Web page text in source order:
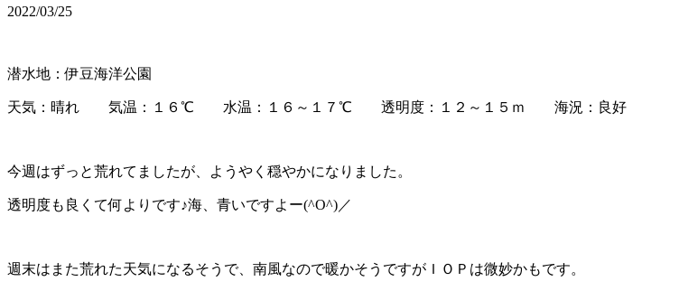
2022/03/25
潜水地：伊豆海洋公園
天気：晴れ 気温：１６℃ 水温：１６～１７℃ 透明度：１２～１５ｍ 海況：良好
今週はずっと荒れてましたが、ようやく穏やかになりました。
透明度も良くて何よりです♪海、青いですよー(^O^)／
週末はまた荒れた天気になるそうで、南風なので暖かそうですがＩＯＰは微妙かもです。